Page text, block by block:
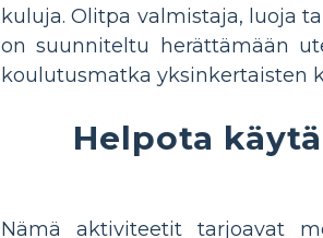
kuluja. Olitpa valmistaja, luoja
on suunniteltu herättämään
koulutusmatka yksinkertaisten
Helpota
Nämä aktiviteetit tarjoavat